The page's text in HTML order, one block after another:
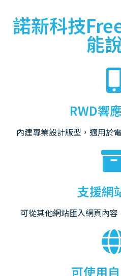
諾新科技
能
RWD響
內建專業設計版型，適用於
支援網
可從其他網站匯入網頁內容
可使用